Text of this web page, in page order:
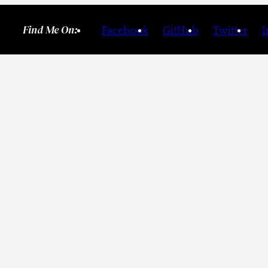
Find Me On: Facebook GitHub Twitter